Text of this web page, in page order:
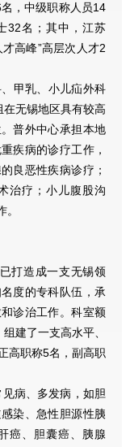
，中级职称人员14
32名；其中，江苏
高峰”高层次人才2
甲乳、小儿疝外科
无锡地区具有较高
普外中心承担本地
疾病的诊疗工作，
良恶性疾病诊疗；
治疗；小儿腹股沟
造成一支无锡领
度的专科队伍，承
诊治工作。科室额
建了一支高水平、
高职称5名，副高职
病、多发病，如胆
染、急性胆源性胰
癌、胆囊癌、胰腺